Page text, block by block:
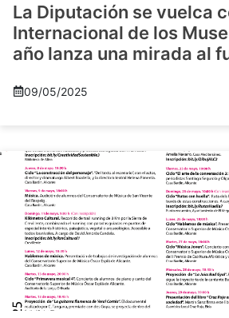
La Diputación se vuelca
Internacional de los
año lanza una mirada al
09/05/2025